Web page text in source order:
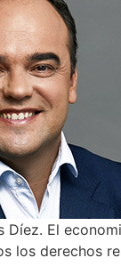
Díez. El
los derechos